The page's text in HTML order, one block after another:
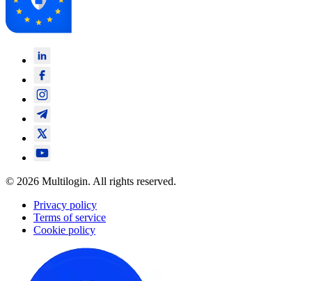
© 2026 Multilogin. All rights reserved.
Privacy policy
Terms of service
Cookie policy